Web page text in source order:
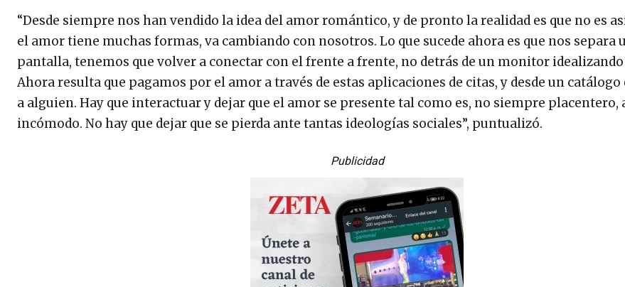
“Desde siempre nos han vendido la idea del amor romántico, y de pronto la realidad es que no es
el amor tiene muchas formas, va cambiando con nosotros. Lo que sucede ahora es que nos separa
pantalla, tenemos que volver a conectar con el frente a frente, no detrás de un monitor
Ahora resulta que pagamos por el amor a través de estas aplicaciones de citas, y desde un catálogo
a alguien. Hay que interactuar y dejar que el amor se presente tal como es, no siempre placentero,
incómodo. No hay que dejar que se pierda ante tantas ideologías sociales”, puntualizó.
Publicidad